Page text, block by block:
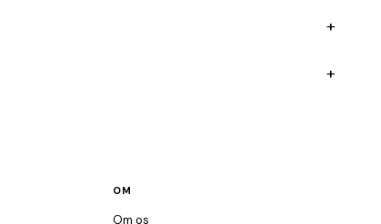
+
+
OM
Om os